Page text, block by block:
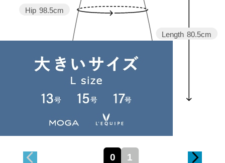
Length 80.5cm
Hip 98.5cm
0 1